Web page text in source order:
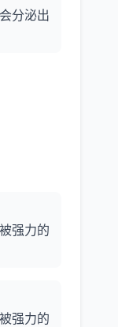
分泌出
强力的
强力的